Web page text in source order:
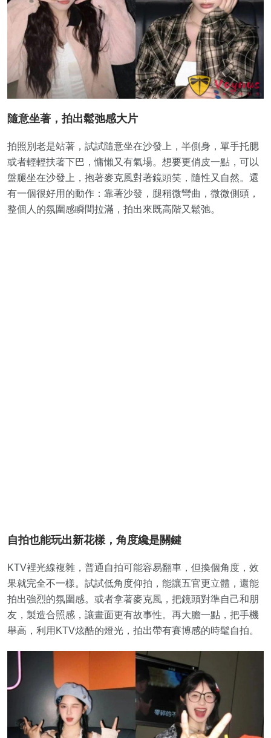
隨意坐著，拍出鬆弛感大片
拍照別老是站著，試試隨意坐在沙發上，半側身，單手托腮
或者輕輕扶著下巴，慵懶又有氣場。想要更俏皮一點，可以
盤腿坐在沙發上，抱著麥克風對著鏡頭笑，隨性又自然。還
有一個很好用的動作：靠著沙發，腿稍微彎曲，微微側頭，
整個人的氛圍感瞬間拉滿，拍出來既高階又鬆弛。
自拍也能玩出新花樣，角度纔是關鍵
KTV裡光線複雜，普通自拍可能容易翻車，但換個角度，效
果就完全不一樣。試試低角度仰拍，能讓五官更立體，還能
拍出強烈的氛圍感。或者拿著麥克風，把鏡頭對準自己和朋
友，製造合照感，讓畫面更有故事性。再大膽一點，把手機
舉高，利用KTV炫酷的燈光，拍出帶有賽博感的時髦自拍。